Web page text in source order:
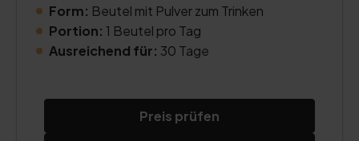
Form: Beutel mit Pulver zum Trinken
Portion: 1 Beutel pro Tag
Ausreichend für: 30 Tage
Preis prüfen